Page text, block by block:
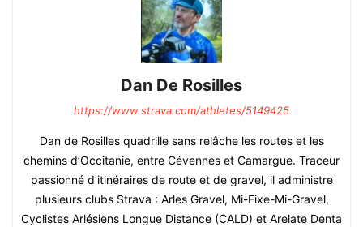
Dan De Rosilles
https://www.strava.com/athletes/5149425
Dan de Rosilles quadrille sans relâche les routes et les
chemins d’Occitanie, entre Cévennes et Camargue. Traceur
passionné d’itinéraires de route et de gravel, il administre
plusieurs clubs Strava : Arles Gravel, Mi-Fixe-Mi-Gravel,
Cyclistes Arlésiens Longue Distance (CALD) et Arelate Denta